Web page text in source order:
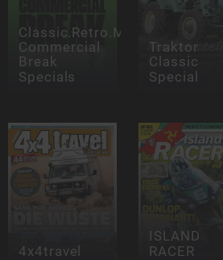
Classic.Retro.Modern.
Commercial
Break
Specials
Traktor
Classic
Special
4x4travel
ISLAND
RACER